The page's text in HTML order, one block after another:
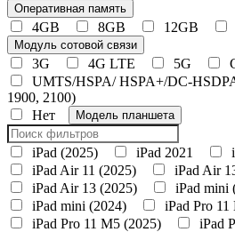
Оперативная память
4GB 8GB 12GB
Модуль сотовой связи
3G 4G LTE 5G
UMTS/HSPA/ HSPA+/
1900, 2100)
Нет
Модель планшета
iPad (2025) iPad 2021
iPad Air 11 (2025)
iPad Air
iPad Air 13 (2025)
iPad mini
iPad mini (2024)
iPad Pro
iPad Pro 11 M5 (2025)
iPad